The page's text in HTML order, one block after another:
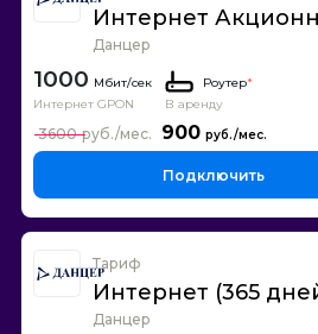
Интернет
Данцер
1000
Интернет GPON
Роутер*
В аренду
900
3600
Подключить
Тариф
Интернет (365
Данцер